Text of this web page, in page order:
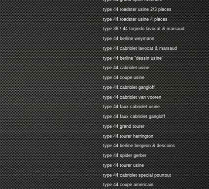
type 44 roadster usine 2/3 places
type 44 roadster usine 4 places
type 38 / 44 torpedo lavocat & marsaud
type 44 berline weymann
type 44 cabriolet lavocat & marsaud
type 44 berline "dessin usine"
type 44 cabriolet usine
type 44 coupe usine
type 44 cabriolet gangloff
type 44 cabriolet van vooren
type 44 faux cabriolet usine
type 44 faux cabriolet gangloff
type 44 grand tourer
type 44 tourer harrington
type 44 berline bergeon & descoins
type 44 spider gerber
type 44 tourer usine
type 44 cabriolet special pourtout
type 44 coupe americain